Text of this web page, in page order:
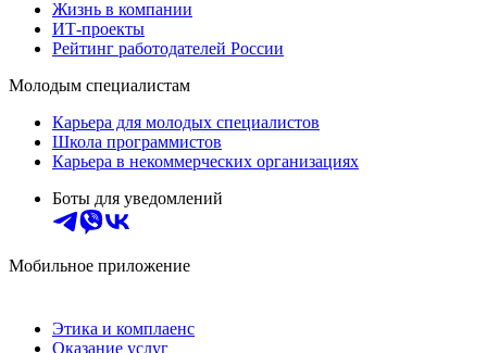
Жизнь в компании
ИТ-проекты
Рейтинг работодателей России
Молодым специалистам
Карьера для молодых специалистов
Школа программистов
Карьера в некоммерческих организациях
Боты для уведомлений
Мобильное приложение
Этика и комплаенс
Оказание услуг